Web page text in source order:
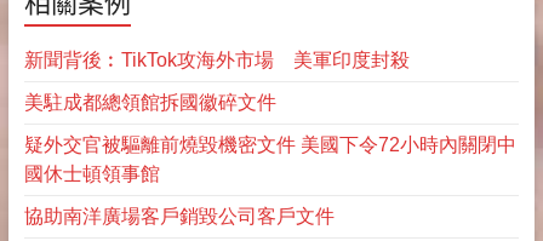
新聞背後︰TikTok攻海外市場 美軍印度封殺
美駐成都總領館拆國徽碎文件
疑外交官被驅離前燒毀機密文件 美國下令72小時內關閉中
國休士頓領事館
協助南洋廣場客戶銷毀公司客戶文件